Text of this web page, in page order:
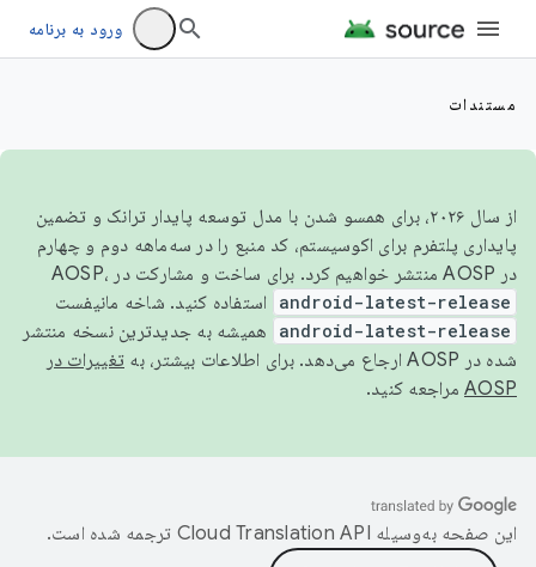
ورود به برنامه
مستندات
از سال ۲۰۲۶، برای همسو شدن با مدل توسعه پایدار ترانک و تضمین
پایداری پلتفرم برای اکوسیستم، کد منبع را در سه‌ماهه دوم و چهارم
در AOSP منتشر خواهیم کرد. برای ساخت و مشارکت در AOSP،
android-latest-release استفاده کنید. شاخه مانیفست
android-latest-release
همیشه به جدیدترین نسخه منتشر
شده در AOSP ارجاع می‌دهد. برای اطلاعات بیشتر، به
تغییرات در
AOSP مراجعه کنید.
این صفحه به‌وسیله ترجمه شده است.